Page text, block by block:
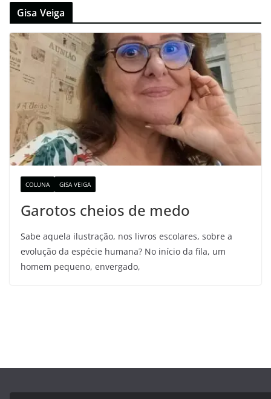
Gisa Veiga
COLUNA GISA VEIGA
Garotos cheios de medo
Sabe aquela ilustração, nos livros escolares, sobre a
evolução da espécie humana? No início da fila, um
homem pequeno, envergado,